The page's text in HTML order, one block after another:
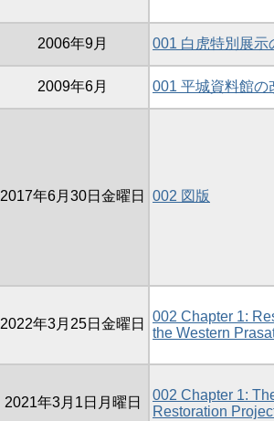
2006年9月 001 白虎特別展示
2009年6月 001 平城資料館の
2017年6月30日金曜日 002 図版
2022年3月25日金曜日
002 Chapter 1:
the Western
2021年3月1日月曜日
002 Chapter 1:
Restoration